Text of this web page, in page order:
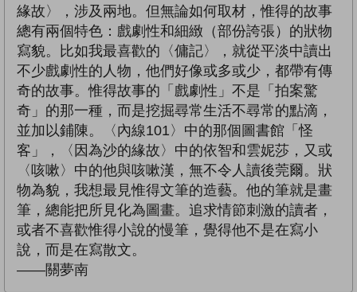
緣故〉，涉及兩地。但無論如何取材，惟得的故事
總有兩個特色：戲劇性和細緻（部份誇張）的狀物
寫貌。比如我最喜歡的〈傭記〉，就從平淡中讀出
不少戲劇性的人物，他們好像或多或少，都帶有傳
奇的故事。惟得故事的「戲劇性」不是「拍案驚
奇」的那一種，而是挖掘尋常生活不尋常的點滴，
並加以鋪陳。〈內線101〉中的那個圖書館「怪
客」，〈因為沙的緣故〉中的依智和雲妮莎，又或
〈咳嗽〉中的他與咳嗽漢，無不令人讀後莞爾。狀
物為貌，我想最見惟得文筆的造藝。他的筆就是畫
筆，總能把所見化為圖畫。追求情節刺激的讀者，
或者不喜歡惟得小說的慢筆，覺得他不是在寫小
說，而是在寫散文。
——關夢南